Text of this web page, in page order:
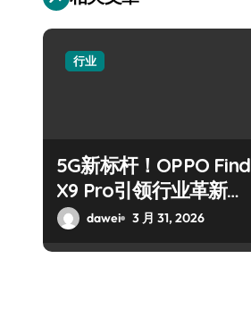
行业
5G新标杆！OPPO Find
X9 Pro引领行业革新风
潮
dawei 3 月 31, 2026